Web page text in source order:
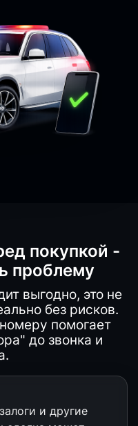
покупкой -
проблему
выгодно, это не
без рисков.
помогает
до звонка и
и другие